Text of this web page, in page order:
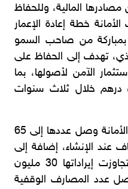
اليوم 90% من مصادرها المالية، وللحفاظ
خطة إعادة الإعمار
التي طرحت في عام ،2011 بمباركة من صاحب السمو
تهدف إلى الحفاظ على
الآمن لأصولها، بما
26 مليون درهم خلال ثلاث سنوات
ولفت إلى أن الموقوفات في الأمانة وصل عددها إلى 65
ريعاً من أصل 8 أوقاف عند الإنشاء، إضافة إلى
172 وقفاً ملحقاً بالمساجد، تجاوزت إيراداتها 30 مليون
في حين وصل عدد المصارف الوقفية